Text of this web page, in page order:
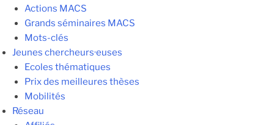
Actions MACS
Grands séminaires MACS
Mots-clés
Jeunes chercheurs·euses
Ecoles thématiques
Prix des meilleures thèses
Mobilités
Réseau